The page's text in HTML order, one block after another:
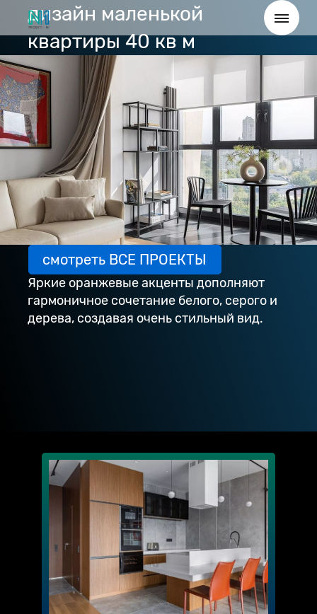
дизайн маленькой
квартиры 40 кв м
смотреть ВСЕ ПРОЕКТЫ
Яркие оранжевые акценты дополняют
гармоничное сочетание белого, серого и
дерева, создавая очень стильный вид.